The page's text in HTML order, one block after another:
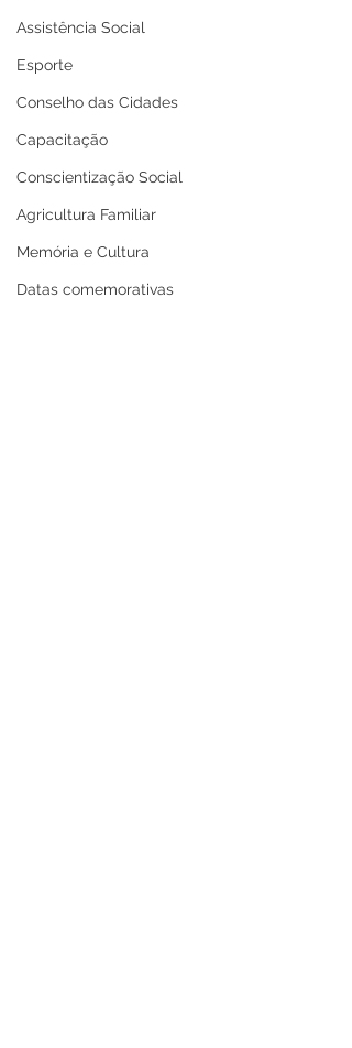
Assistência Social
Esporte
Conselho das Cidades
Capacitação
Conscientização Social
Agricultura Familiar
Memória e Cultura
Datas comemorativas